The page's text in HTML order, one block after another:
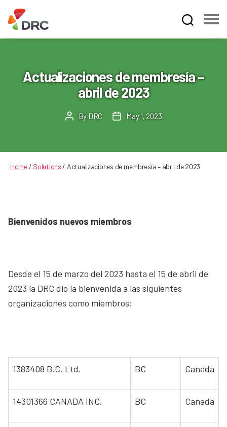
Dispute
Resolution
Actualizaciones de membresía –
abril de 2023
PostBy DRC
PostMay 1, 2023
Home/ Solutions / Actualizaciones de membresía – abril de 2023
Bienvenidos nuevos miembros
Desde el 15 de marzo del 2023 hasta el 15 de abril de
2023 la DRC dio la bienvenida a las siguientes
organizaciones como miembros:
1383408 B.C. Ltd. BC Canada
14301366 CANADA INC. BC Canada